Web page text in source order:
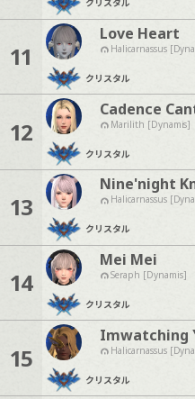
11
Love Heart
Halicarnassus
クリスタル
12
Cadence
Marilith [Dynamis]
クリスタル
13
Nine'night
Halicarnassus
クリスタル
14
Mei Mei
Seraph [Dynamis]
クリスタル
15
Imwatching
Halicarnassus
クリスタル